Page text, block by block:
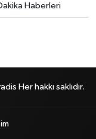
Haberleri
Her hakkı saklıdır.